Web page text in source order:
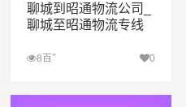
聊城到昭通物流公司_
聊城至昭通物流专线
8百+ 0
查看详细